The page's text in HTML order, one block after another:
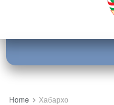
Home Хабархо